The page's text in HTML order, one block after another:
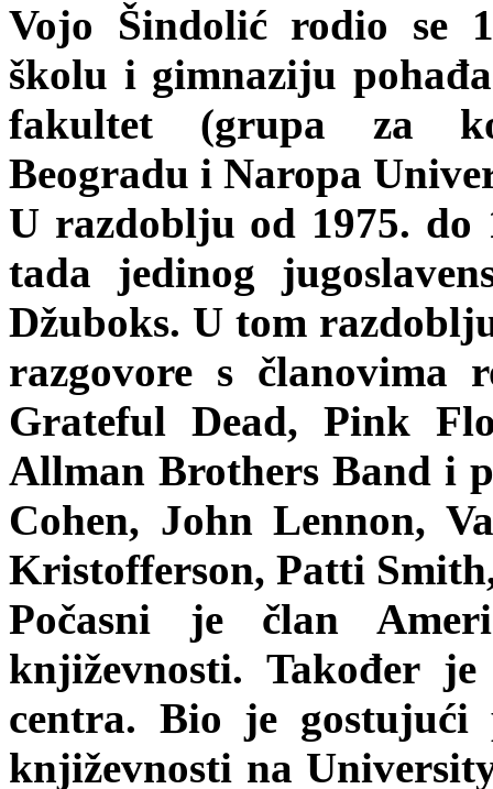
Vojo Šindolić rodio se
školu i gimnaziju
fakultet (grupa za
Beogradu i Naropa
U razdoblju od 1975.
tada jedinog
Džuboks. U tom
razgovore s
Grateful Dead, Pink
Allman Brothers Band i
Cohen, John Lennon,
Kristofferson, Patti
Počasni je član
književnosti. Također
centra. Bio je gostujući
književnosti na